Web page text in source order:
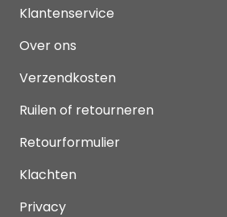
Klantenservice
Over ons
Verzendkosten
Ruilen of retourneren
Retourformulier
Klachten
Privacy